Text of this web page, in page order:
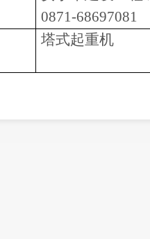
0871-68697081
塔式起重机